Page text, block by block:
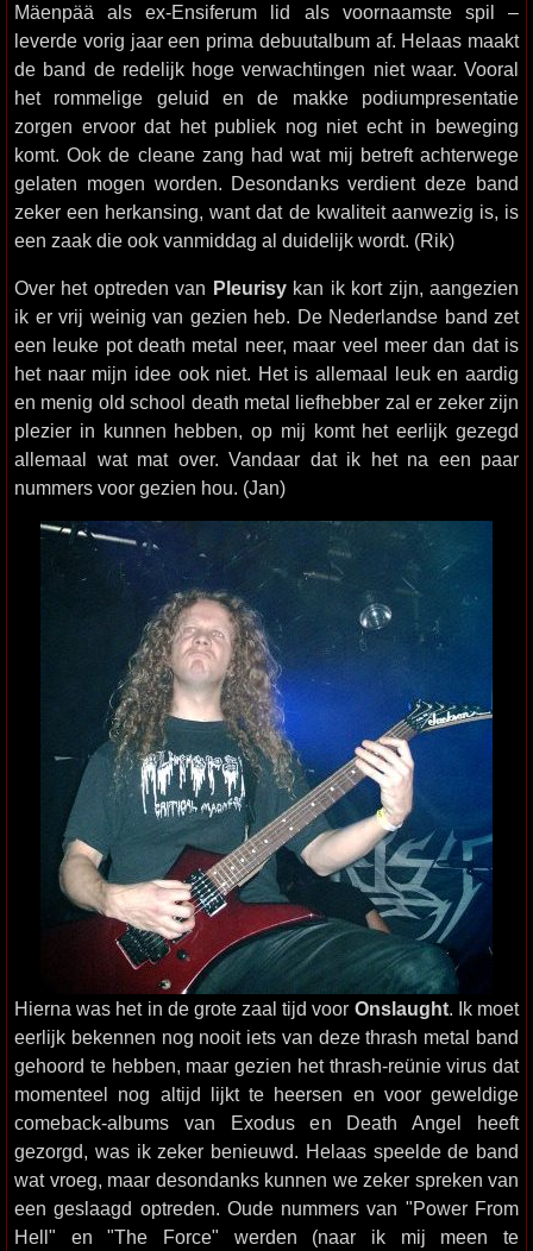
Mäenpää als ex-Ensiferum lid als voornaamste spil –
leverde vorig jaar een prima debuutalbum af. Helaas maakt
de band de redelijk hoge verwachtingen niet waar. Vooral
het rommelige geluid en de makke podiumpresentatie
zorgen ervoor dat het publiek nog niet echt in beweging
komt. Ook de cleane zang had wat mij betreft achterwege
gelaten mogen worden. Desondanks verdient deze band
zeker een herkansing, want dat de kwaliteit aanwezig is, is
een zaak die ook vanmiddag al duidelijk wordt. (Rik)
Over het optreden van Pleurisykan ik kort zijn, aangezien
ik er vrij weinig van gezien heb. De Nederlandse band zet
een leuke pot death metal neer, maar veel meer dan dat is
het naar mijn idee ook niet. Het is allemaal leuk en aardig
en menig old school death metal liefhebber zal er zeker zijn
plezier in kunnen hebben, op mij komt het eerlijk gezegd
allemaal wat mat over. Vandaar dat ik het na een paar
nummers voor gezien hou. (Jan)
Hierna was het in de grote zaal tijd voor Onslaught. Ik moet
eerlijk bekennen nog nooit iets van deze thrash metal band
gehoord te hebben, maar gezien het thrash-reünie virus dat
momenteel nog altijd lijkt te heersen en voor geweldige
comeback-albums van Exodus en Death Angel heeft
gezorgd, was ik zeker benieuwd. Helaas speelde de band
wat vroeg, maar desondanks kunnen we zeker spreken van
een geslaagd optreden. Oude nummers van "Power From
Hell" en "The Force" werden (naar ik mij meen te